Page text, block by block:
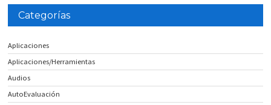
Categorías
Aplicaciones
Aplicaciones/Herramientas
Audios
AutoEvaluación